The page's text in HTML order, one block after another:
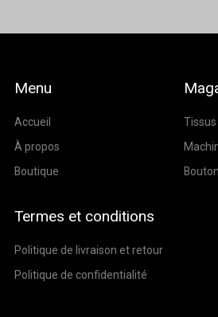
Menu
Accueil
À propos
Boutique
Tissus
Termes et conditions
Politique de livraison et retour
Politique de confidentialité